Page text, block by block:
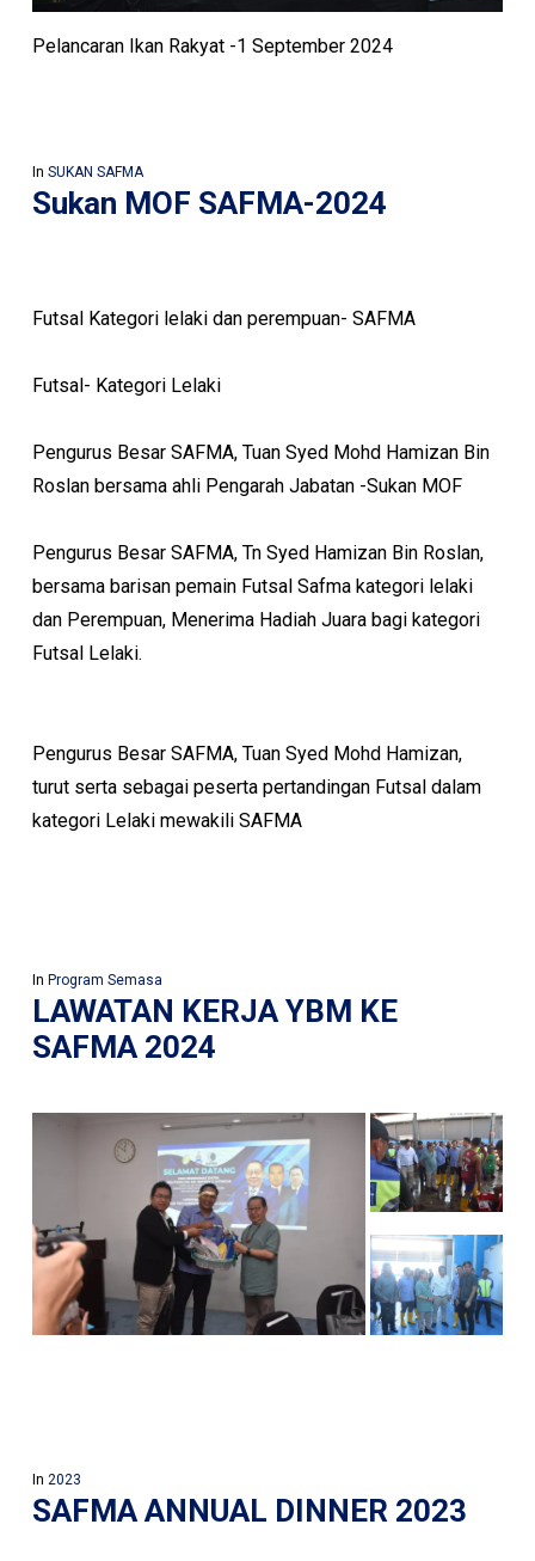
Pelancaran Ikan Rakyat -1 September 2024
In SUKAN SAFMA
Sukan MOF SAFMA-2024
Futsal Kategori lelaki dan perempuan- SAFMA
Futsal- Kategori Lelaki
Pengurus Besar SAFMA, Tuan Syed Mohd Hamizan Bin
Roslan bersama ahli Pengarah Jabatan -Sukan MOF
Pengurus Besar SAFMA, Tn Syed Hamizan Bin Roslan,
bersama barisan pemain Futsal Safma kategori lelaki
dan Perempuan, Menerima Hadiah Juara bagi kategori
Futsal Lelaki.
Pengurus Besar SAFMA, Tuan Syed Mohd Hamizan,
turut serta sebagai peserta pertandingan Futsal dalam
kategori Lelaki mewakili SAFMA
In Program Semasa
LAWATAN KERJA YBM KE
SAFMA 2024
In 2023
SAFMA ANNUAL DINNER 2023